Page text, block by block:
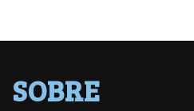
SOBRE